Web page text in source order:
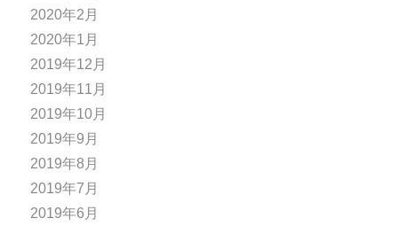
2020年2月
2020年1月
2019年12月
2019年11月
2019年10月
2019年9月
2019年8月
2019年7月
2019年6月